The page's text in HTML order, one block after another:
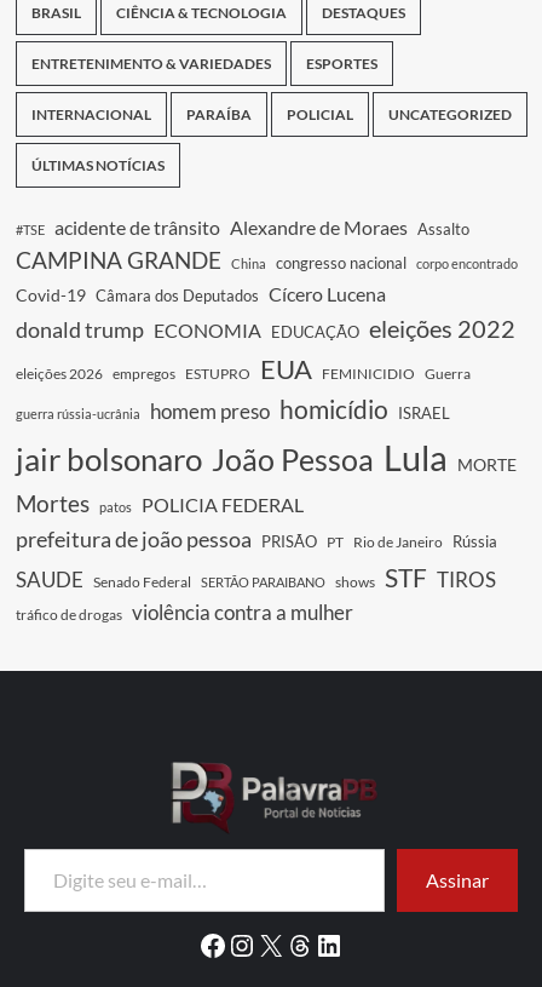
BRASIL CIÊNCIA & TECNOLOGIA DESTAQUES
ENTRETENIMENTO & VARIEDADES ESPORTES
INTERNACIONAL PARAÍBA POLICIAL UNCATEGORIZED
ÚLTIMAS NOTÍCIAS
#TSE acidente de trânsito Alexandre de Moraes Assalto
CAMPINA GRANDE China congresso nacional corpo encontrado
Covid-19 Câmara dos Deputados Cícero Lucena
donald trump ECONOMIA EDUCAÇÃO eleições 2022
eleições 2026 empregos ESTUPRO EUA FEMINICIDIO Guerra
guerra rússia-ucrânia homem preso homicídio ISRAEL
jair bolsonaro João Pessoa Lula MORTE
Mortes patos POLICIA FEDERAL
prefeitura de joão pessoa PRISÃO PT Rio de Janeiro Rússia
SAUDE Senado Federal SERTÃO PARAIBANO shows STF TIROS
tráfico de drogas violência contra a mulher
Digite seu e-mail…
Assinar
Facebook
Instagram
X Threads
LinkedIn